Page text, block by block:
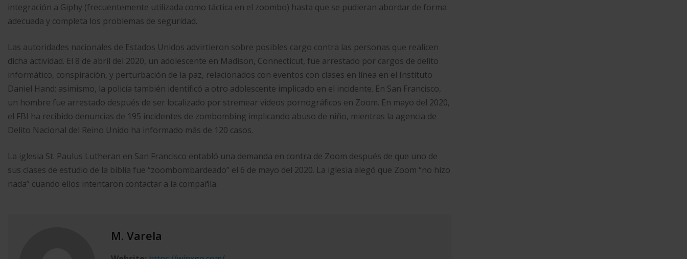
integración a Giphy (frecuentemente utilizada como táctica en el zoombo) hasta que se pudieran abordar de forma
adecuada y completa los problemas de seguridad.​
Las autoridades nacionales de Estados Unidos advirtieron sobre posibles cargo contra las personas que realicen
dicha actividad. El 8 de abril del 2020, un adolescente en Madison, Connecticut, fue arrestado por cargos de delito
informático, conspiración, y perturbación de la paz, relacionados con eventos con clases en línea en el Instituto
Daniel Hand; asimismo, la policía también identificó a otro adolescente implicado en el incidente. En San Francisco,
un hombre fue arrestado después de ser localizado por stremear videos pornográficos en Zoom.​ En mayo del 2020,
el FBI ha recibido denuncias de 195 incidentes de zombombing implicando abuso de niño, mientras la agencia de
Delito Nacional del Reino Unido ha informado más de 120 casos.​
La iglesia St. Paulus Lutheran en San Francisco entabló una demanda en contra de Zoom después de que uno de
sus clases de estudio de la biblia fue “zoombombardeado” el 6 de mayo del 2020.​ La iglesia alegó que Zoom “no hizo
nada” cuando ellos intentaron contactar a la compañía.
M. Varela